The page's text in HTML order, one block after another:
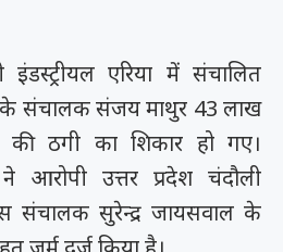
एरिया में संचालित
संचालक संजय माथुर 43 लाख
ठगी का शिकार हो गए।
आरोपी उत्तर प्रदेश चंदौली
संचालक सुरेन्द्र जायसवाल के